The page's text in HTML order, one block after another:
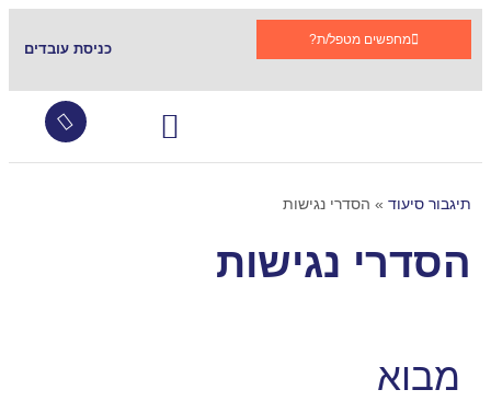
מחפשים מטפל/ת?
כניסת עובדים
תיגבור סיעוד » הסדרי נגישות
הסדרי נגישות
מבוא